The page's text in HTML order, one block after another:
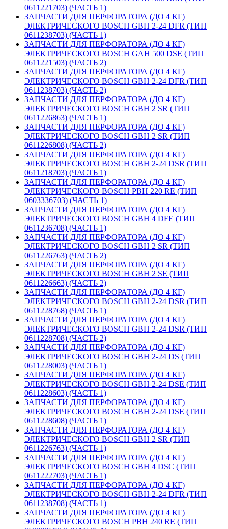
0611221703) (ЧАСТЬ 1)
ЗАПЧАСТИ ДЛЯ ПЕРФОРАТОРА (ДО 4 КГ)
ЭЛЕКТРИЧЕСКОГО BOSCH GBH 2-24 DFR (ТИП
0611238703) (ЧАСТЬ 1)
ЗАПЧАСТИ ДЛЯ ПЕРФОРАТОРА (ДО 4 КГ)
ЭЛЕКТРИЧЕСКОГО BOSCH GAH 500 DSE (ТИП
0611221503) (ЧАСТЬ 2)
ЗАПЧАСТИ ДЛЯ ПЕРФОРАТОРА (ДО 4 КГ)
ЭЛЕКТРИЧЕСКОГО BOSCH GBH 2-24 DFR (ТИП
0611238703) (ЧАСТЬ 2)
ЗАПЧАСТИ ДЛЯ ПЕРФОРАТОРА (ДО 4 КГ)
ЭЛЕКТРИЧЕСКОГО BOSCH GBH 2 SR (ТИП
0611226863) (ЧАСТЬ 1)
ЗАПЧАСТИ ДЛЯ ПЕРФОРАТОРА (ДО 4 КГ)
ЭЛЕКТРИЧЕСКОГО BOSCH GBH 2 SR (ТИП
0611226808) (ЧАСТЬ 2)
ЗАПЧАСТИ ДЛЯ ПЕРФОРАТОРА (ДО 4 КГ)
ЭЛЕКТРИЧЕСКОГО BOSCH GBH 2-24 DSR (ТИП
0611218703) (ЧАСТЬ 1)
ЗАПЧАСТИ ДЛЯ ПЕРФОРАТОРА (ДО 4 КГ)
ЭЛЕКТРИЧЕСКОГО BOSCH PBH 220 RE (ТИП
0603336703) (ЧАСТЬ 1)
ЗАПЧАСТИ ДЛЯ ПЕРФОРАТОРА (ДО 4 КГ)
ЭЛЕКТРИЧЕСКОГО BOSCH GBH 4 DFE (ТИП
0611236708) (ЧАСТЬ 1)
ЗАПЧАСТИ ДЛЯ ПЕРФОРАТОРА (ДО 4 КГ)
ЭЛЕКТРИЧЕСКОГО BOSCH GBH 2 SR (ТИП
0611226763) (ЧАСТЬ 2)
ЗАПЧАСТИ ДЛЯ ПЕРФОРАТОРА (ДО 4 КГ)
ЭЛЕКТРИЧЕСКОГО BOSCH GBH 2 SE (ТИП
0611226663) (ЧАСТЬ 2)
ЗАПЧАСТИ ДЛЯ ПЕРФОРАТОРА (ДО 4 КГ)
ЭЛЕКТРИЧЕСКОГО BOSCH GBH 2-24 DSR (ТИП
0611228768) (ЧАСТЬ 1)
ЗАПЧАСТИ ДЛЯ ПЕРФОРАТОРА (ДО 4 КГ)
ЭЛЕКТРИЧЕСКОГО BOSCH GBH 2-24 DSR (ТИП
0611228708) (ЧАСТЬ 2)
ЗАПЧАСТИ ДЛЯ ПЕРФОРАТОРА (ДО 4 КГ)
ЭЛЕКТРИЧЕСКОГО BOSCH GBH 2-24 DS (ТИП
0611228003) (ЧАСТЬ 1)
ЗАПЧАСТИ ДЛЯ ПЕРФОРАТОРА (ДО 4 КГ)
ЭЛЕКТРИЧЕСКОГО BOSCH GBH 2-24 DSE (ТИП
0611228603) (ЧАСТЬ 1)
ЗАПЧАСТИ ДЛЯ ПЕРФОРАТОРА (ДО 4 КГ)
ЭЛЕКТРИЧЕСКОГО BOSCH GBH 2-24 DSE (ТИП
0611228608) (ЧАСТЬ 1)
ЗАПЧАСТИ ДЛЯ ПЕРФОРАТОРА (ДО 4 КГ)
ЭЛЕКТРИЧЕСКОГО BOSCH GBH 2 SR (ТИП
0611226763) (ЧАСТЬ 1)
ЗАПЧАСТИ ДЛЯ ПЕРФОРАТОРА (ДО 4 КГ)
ЭЛЕКТРИЧЕСКОГО BOSCH GBH 4 DSC (ТИП
0611222703) (ЧАСТЬ 1)
ЗАПЧАСТИ ДЛЯ ПЕРФОРАТОРА (ДО 4 КГ)
ЭЛЕКТРИЧЕСКОГО BOSCH GBH 2-24 DFR (ТИП
0611238708) (ЧАСТЬ 1)
ЗАПЧАСТИ ДЛЯ ПЕРФОРАТОРА (ДО 4 КГ)
ЭЛЕКТРИЧЕСКОГО BOSCH PBH 240 RE (ТИП